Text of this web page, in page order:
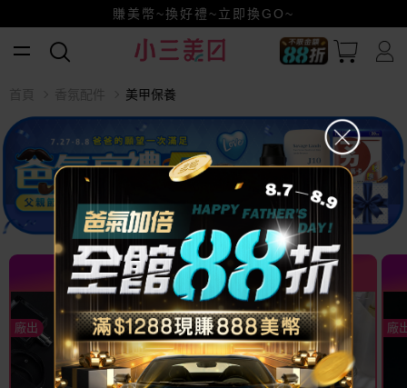
賺美幣~換好禮~立即換GO~
小三美日x全支付~美幣+全點折上折超划算
全館88折爸氣加倍！
熱門推薦 TOP
廠出
熱門推薦 TOP
廠出 廠
首頁 香氛配件 美甲保養